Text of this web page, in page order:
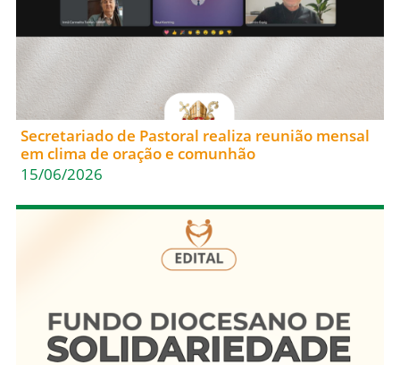
Secretariado de Pastoral realiza reunião mensal
em clima de oração e comunhão
15/06/2026